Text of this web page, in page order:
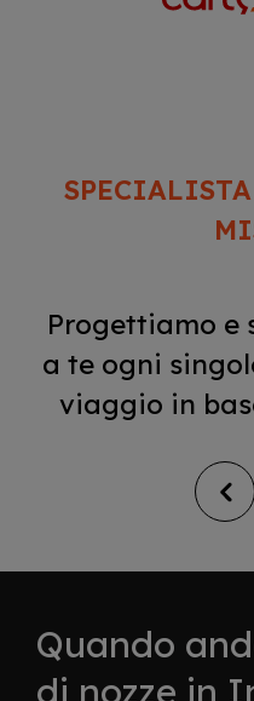
Progettiamo e
a te ogni
viaggio in
Quando
di nozze in